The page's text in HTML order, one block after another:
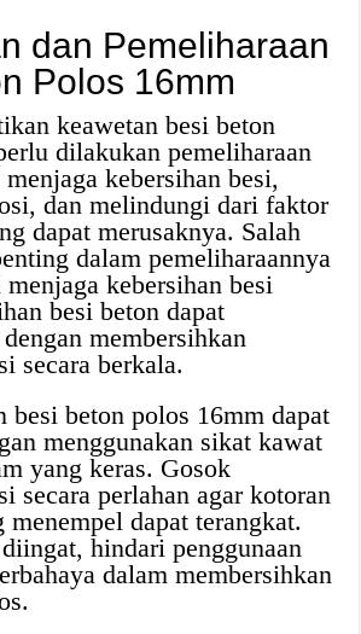
dan Pemeliharaan
Polos 16mm
keawetan besi beton
dilakukan pemeliharaan
kebersihan besi,
dan melindungi dari faktor
dapat merusaknya. Salah
dalam pemeliharaannya
menjaga kebersihan besi
besi beton dapat
membersihkan
secara berkala.
besi beton polos 16mm dapat
menggunakan sikat kawat
yang keras. Gosok
secara perlahan agar kotoran
menempel dapat terangkat.
hindari penggunaan
dalam membersihkan